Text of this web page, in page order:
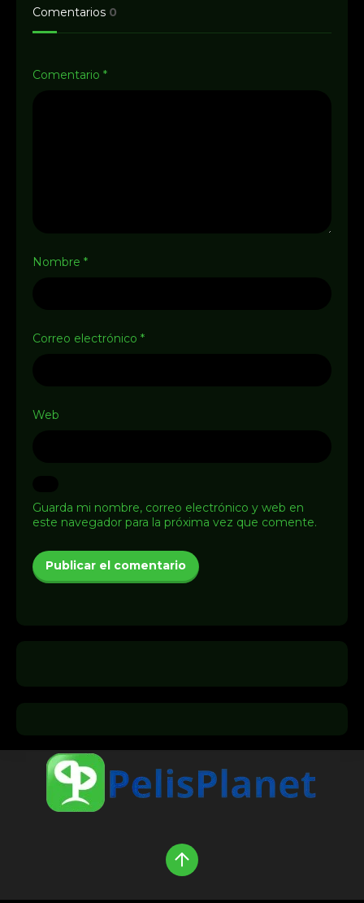
Comentarios 0
Comentario *
Nombre *
Correo electrónico *
Web
Guarda mi nombre, correo electrónico y web en
este navegador para la próxima vez que comente.